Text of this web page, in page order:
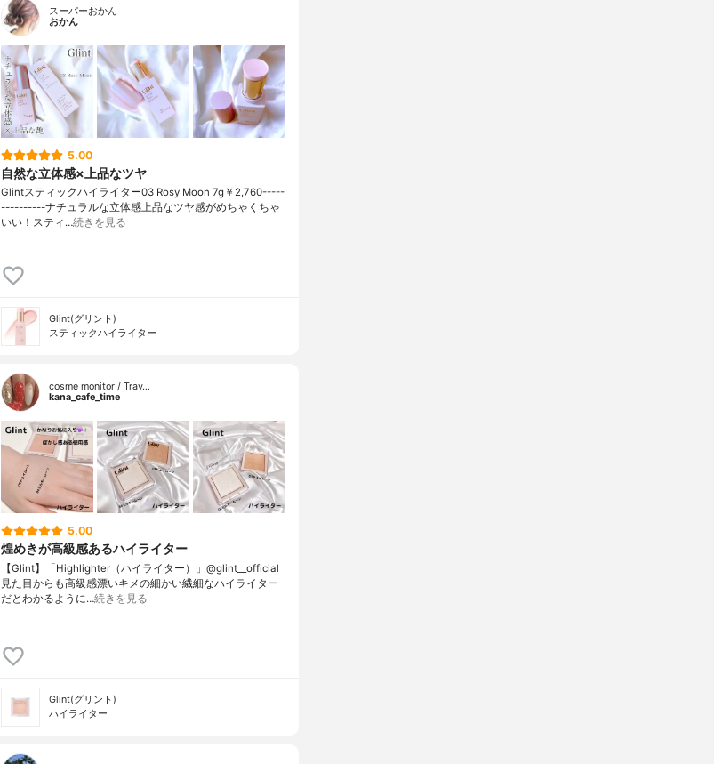
スーパーおかん
おかん
5.00
自然な立体感×上品なツヤ
Glintスティックハイライター03 Rosy Moon 7g￥2,760-----
----------ナチュラルな立体感上品なツヤ感がめちゃくちゃ
いい！スティ…続きを見る
Glint(グリント)
スティックハイライター
cosme monitor / Trav…
kana_cafe_time
5.00
煌めきが高級感あるハイライター
【Glint】「Highlighter（ハイライター）」@glint__official
見た目からも高級感漂いキメの細かい繊細なハイライター
だとわかるように…続きを見る
Glint(グリント)
ハイライター